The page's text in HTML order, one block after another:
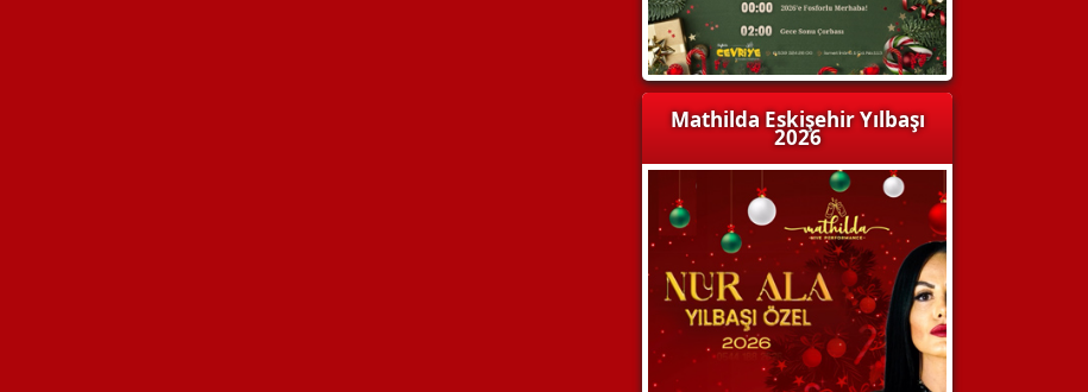
Mathilda Eskişehir Yılbaşı
2026